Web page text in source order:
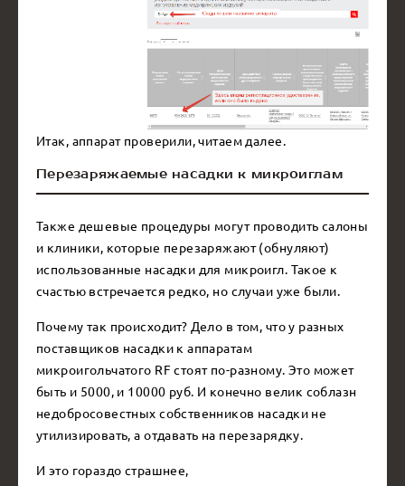
Итак, аппарат проверили, читаем далее.
Перезаряжаемые насадки к микроиглам
Также дешевые процедуры могут проводить салоны
и клиники, которые перезаряжают (обнуляют)
использованные насадки для микроигл. Такое к
счастью встречается редко, но случаи уже были.
Почему так происходит? Дело в том, что у разных
поставщиков насадки к аппаратам
микроигольчатого RF стоят по-разному. Это может
быть и 5000, и 10000 руб. И конечно велик соблазн
недобросовестных собственников насадки не
утилизировать, а отдавать на перезарядку.
И это гораздо страшнее,